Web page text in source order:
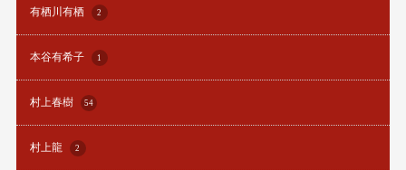
有栖川有栖 2
本谷有希子 1
村上春樹 54
村上龍 2